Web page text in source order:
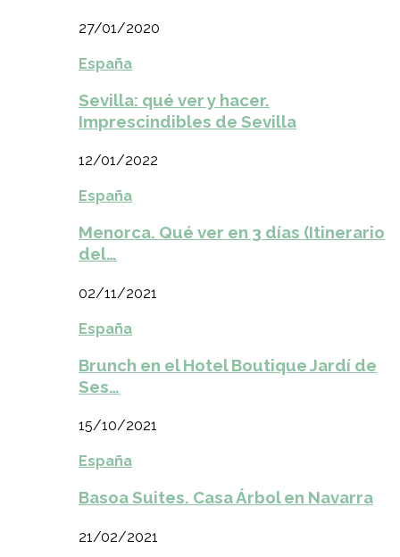
27/01/2020
España
Sevilla: qué ver y hacer.
Imprescindibles de Sevilla
12/01/2022
España
Menorca. Qué ver en 3 días (Itinerario
del…
02/11/2021
España
Brunch en el Hotel Boutique Jardí de
Ses…
15/10/2021
España
Basoa Suites. Casa Árbol en Navarra
21/02/2021